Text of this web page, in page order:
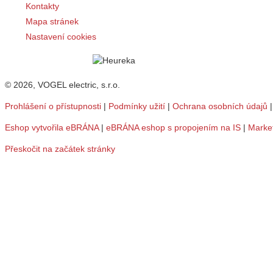
Kontakty
Mapa stránek
Nastavení cookies
© 2026, VOGEL electric, s.r.o.
Prohlášení o přístupnosti | Podmínky užití | Ochrana osobních údajů
Eshop vytvořila eBRÁNA| eBRÁNA eshop s propojením na IS |
Přeskočit na začátek stránky